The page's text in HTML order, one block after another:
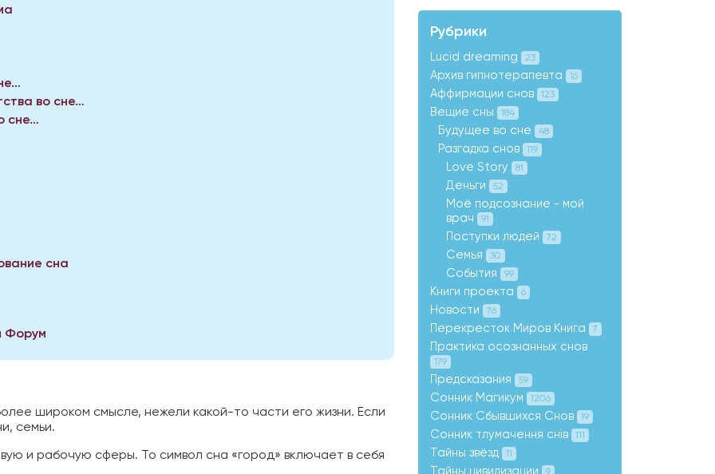
во сне…
сне…
сна
Форум
широком смысле, нежели какой-то части его жизни. Если
семьи.
и рабочую сферы. То символ сна «город» включает в себя
Рубрики
Lucid dreaming 23
Архив гипнотерапевта 16
Аффирмации снов 123
Вещие сны 184
Будущее во сне 48
Разгадка снов 119
Love Story 81
Деньги 52
Моё подсознание - мой
врач
91
Поступки людей 72
Семья 30
События 99
Книги проекта 6
Новости 76
Перекресток Миров Книга 7
Практика осознанных снов
179
Предсказания 59
Сонник Магикум 1206
Сонник Сбывшихся Снов 19
Сонник тлумачення снів 111
Тайны звёзд 11